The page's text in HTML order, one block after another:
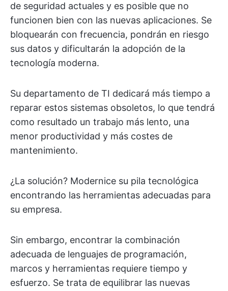
de seguridad actuales y es posible que no
funcionen bien con las nuevas aplicaciones. Se
bloquearán con frecuencia, pondrán en riesgo
sus datos y dificultarán la adopción de la
tecnología moderna.
Su departamento de TI dedicará más tiempo a
reparar estos sistemas obsoletos, lo que tendrá
como resultado un trabajo más lento, una
menor productividad y más costes de
mantenimiento.
¿La solución? Modernice su pila tecnológica
encontrando las herramientas adecuadas para
su empresa.
Sin embargo, encontrar la combinación
adecuada de lenguajes de programación,
marcos y herramientas requiere tiempo y
esfuerzo. Se trata de equilibrar las nuevas